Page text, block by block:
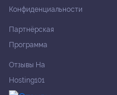
Конфиденциальности
Партнёрская
Программа
Отзывы На
Hosting101